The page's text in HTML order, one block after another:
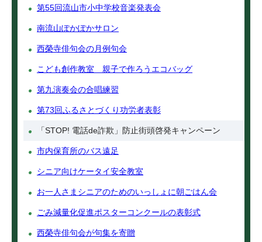
第55回流山市小中学校音楽発表会
南流山ぽかぽかサロン
西榮寺俳句会の月例句会
こども創作教室 親子で作ろうエコバッグ
第九演奏会の合唱練習
第73回ふるさとづくり功労者表彰
「STOP! 電話de詐欺」防止街頭啓発キャンペーン
市内保育所のバス遠足
シニア向けケータイ安全教室
お一人さまシニアのためのいっしょに朝ごはん会
ごみ減量化促進ポスターコンクールの表彰式
西榮寺俳句会が句集を寄贈